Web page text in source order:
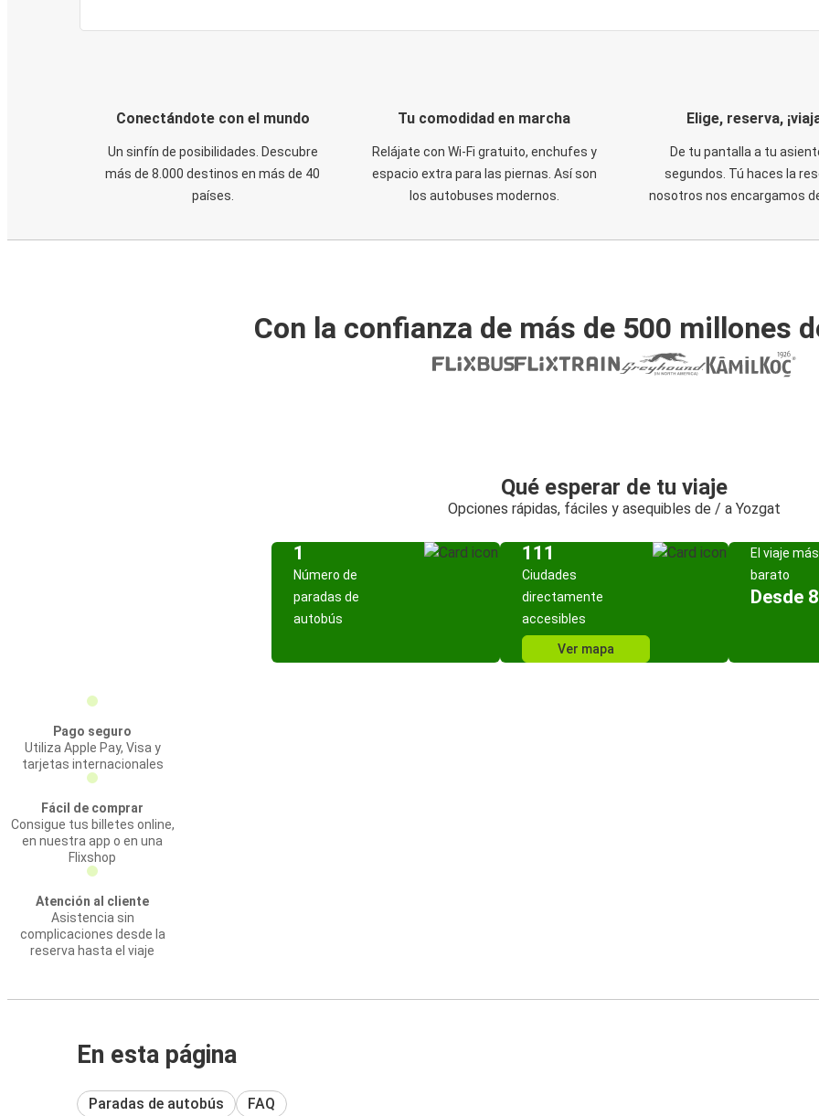
Conectándote con el mundo
Un sinfín de posibilidades. Descubre
más de 8.000 destinos en más de 40
países.
Tu comodidad en marcha
Relájate con Wi-Fi gratuito, enchufes y
espacio extra para las piernas. Así son
los autobuses modernos.
Elige, reserva,
De tu pantalla a tu
segundos. Tú haces la
nosotros nos encargamos
Con la confianza de más de 500 millones
Qué esperar de tu viaje
Opciones rápidas, fáciles y asequibles de / a Yozgat
1
Número de
paradas de
autobús
111
Ciudades
directamente
accesibles
Ver mapa
El viaje más
barato
Desde
Pago seguro
Utiliza Apple Pay, Visa y
tarjetas internacionales
Fácil de comprar
Consigue tus billetes online,
en nuestra app o en una
Flixshop
Atención al cliente
Asistencia sin
complicaciones desde la
reserva hasta el viaje
En esta página
Paradas de autobús FAQ